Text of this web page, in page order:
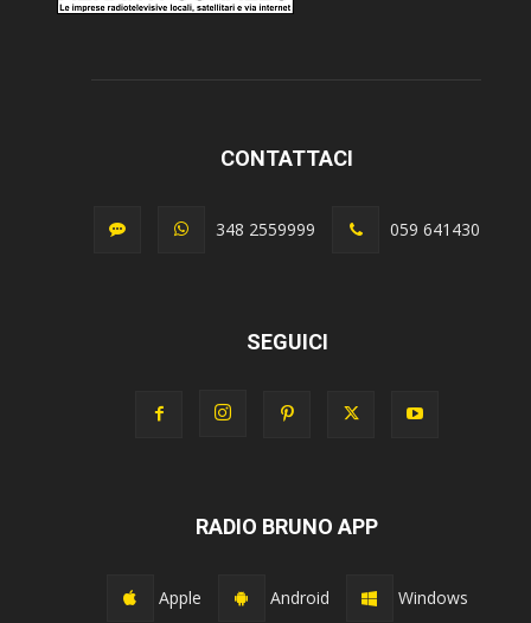
CONTATTACI
348 2559999 059 641430
SEGUICI
RADIO BRUNO APP
Apple Android Windows